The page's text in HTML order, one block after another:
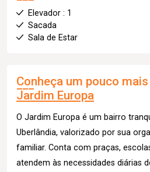
Elevador : 1
Sacada
Sala de Estar
Conheça um pouco
Jardim Europa
O Jardim Europa é um bairro
Uberlândia, valorizado por sua
familiar. Conta com praças,
atendem às necessidades diárias